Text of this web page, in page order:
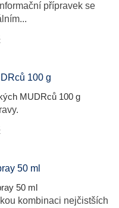
přípravek se
MUDRců 100 g
50 ml
kombinaci nejčistších